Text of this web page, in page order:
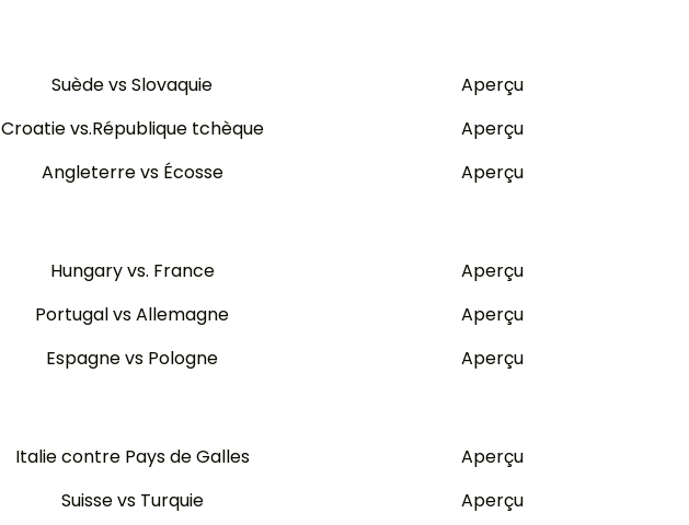
Suède vs Slovaquie
Aperçu
Croatie vs.République tchèque
Aperçu
Angleterre vs Écosse Aperçu
Hungary vs. France
Aperçu
Portugal vs Allemagne
Aperçu
Espagne vs Pologne Aperçu
Italie contre Pays de Galles
Aperçu
Suisse vs Turquie Aperçu